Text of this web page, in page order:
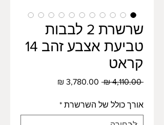
שרשרת 2 לבבות
טביעת אצבע זהב 14
קראט
‏4,110.00 ‏₪
מחיר
אורך כולל של השרשרת *